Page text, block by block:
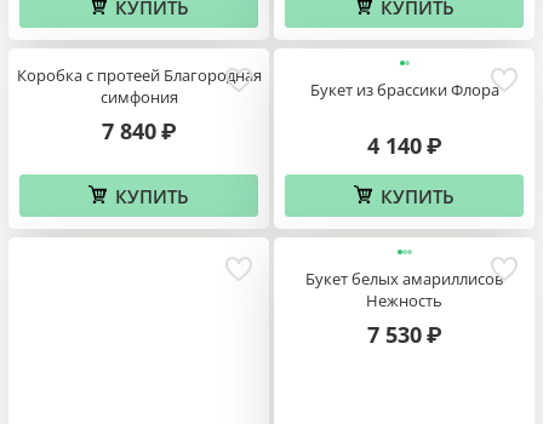
КУПИТЬ КУПИТЬ
Коробка с протеей Благородная
симфония
7 840 ₽
КУПИТЬ
Букет из брассики Флора
4 140 ₽
КУПИТЬ
Букет белых амариллисов
Нежность
7 530 ₽